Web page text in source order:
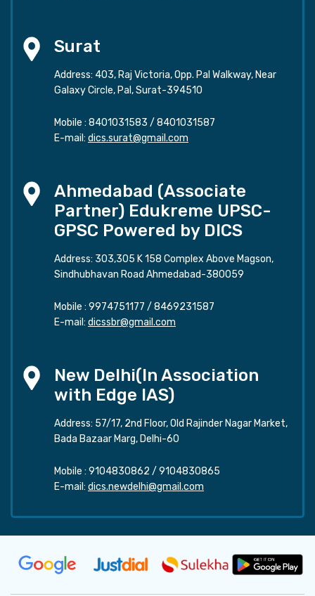
Surat
Address: 403, Raj Victoria, Opp. Pal Walkway, Near
Galaxy Circle, Pal, Surat-394510
Mobile : 8401031583 / 8401031587
E-mail: dics.surat@gmail.com
Ahmedabad (Associate
Partner) Edukreme UPSC-
GPSC Powered by DICS
Address: 303,305 K 158 Complex Above Magson,
Sindhubhavan Road Ahmedabad-380059
Mobile : 9974751177 / 8469231587
E-mail: dicssbr@gmail.com
New Delhi(In Association
with Edge IAS)
Address: 57/17, 2nd Floor, Old Rajinder Nagar Market,
Bada Bazaar Marg, Delhi-60
Mobile : 9104830862 / 9104830865
E-mail: dics.newdelhi@gmail.com